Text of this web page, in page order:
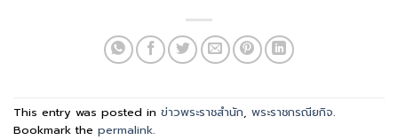
This entry was posted in ข่าวพระราชสำนัก, พระราชกรณียกิจ.
Bookmark the permalink.